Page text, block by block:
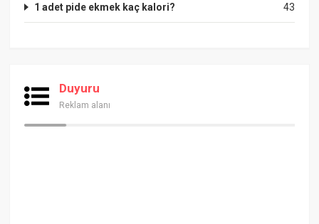
43
1 adet pide ekmek kaç kalori?
Duyuru
Reklam alanı